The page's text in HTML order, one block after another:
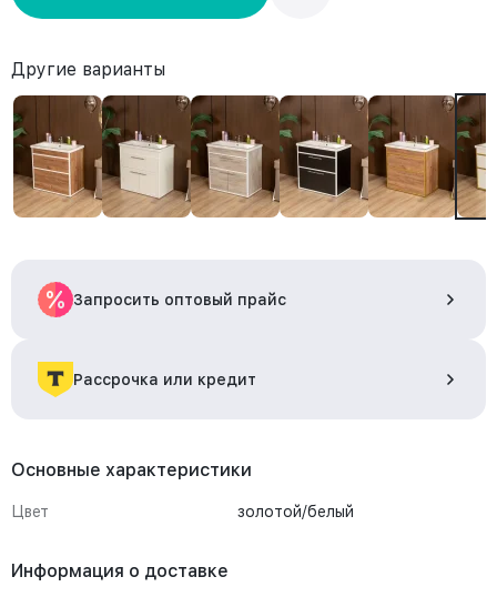
Другие варианты
Запросить оптовый прайс
Рассрочка или кредит
Основные характеристики
Цвет золотой/белый
Информация о доставке